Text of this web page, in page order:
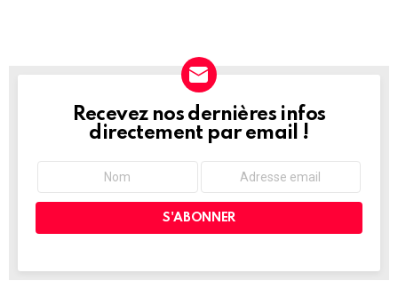
NEWSLETTER
Recevez nos dernières infos
directement par email !